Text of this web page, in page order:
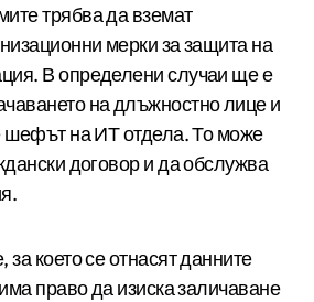
трябва да вземат
мерки за защита на
В определени случаи ще е
на длъжностно лице и
шефът на ИТ отдела. То може
договор и да обслужва
за което се отнасят данните
право да изиска заличаване